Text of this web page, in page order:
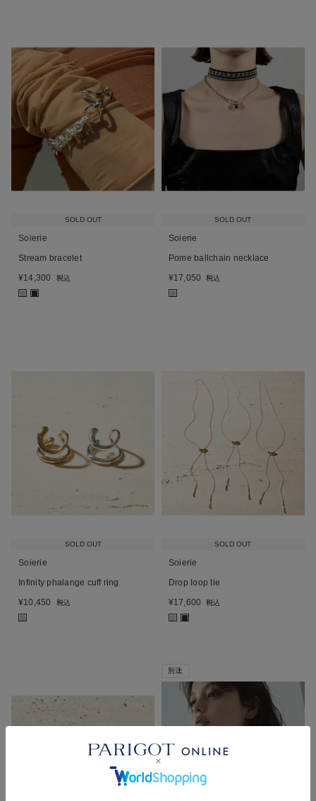
SOLD OUT
Soierie
Stream bracelet
¥14,300 税込
SOLD OUT
Soierie
Pome ballchain necklace
¥17,050 税込
SOLD OUT
Soierie
Infinity phalange cuff ring
¥10,450 税込
■
SOLD OUT
Soierie
Drop loop tie
¥17,600 税込
■ ■
別注